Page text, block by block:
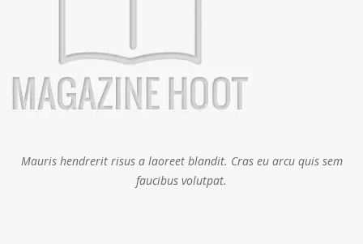
Mauris hendrerit risus a laoreet blandit. Cras eu arcu quis sem
faucibus volutpat.